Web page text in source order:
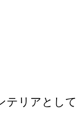
テリアとし